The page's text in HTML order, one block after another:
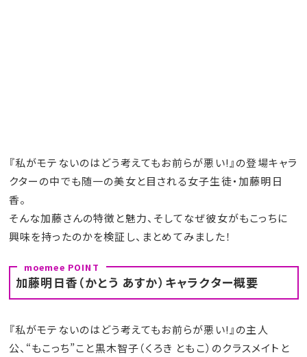
『私がモテないのはどう考えてもお前らが悪い!』の登場キャラ
クターの中でも随一の美女と目される女子生徒・加藤明日
香。
そんな加藤さんの特徴と魅力、そしてなぜ彼女がもこっちに
興味を持ったのかを検証し、まとめてみました！
加藤明日香（かとう あすか）キャラクター概要
『私がモテないのはどう考えてもお前らが悪い!』の主人
公、“もこっち”こと黒木智子（くろき ともこ）のクラスメイトと